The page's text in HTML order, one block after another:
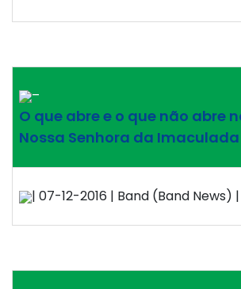
–
O que abre e o que não abre
Nossa Senhora da
| 07-12-2016 | Band (Band News)